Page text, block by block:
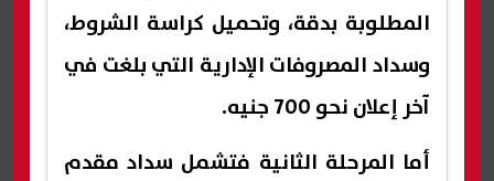
المطلوبة بدقة، وتحميل كراسة الشروط،
وسداد المصروفات الإدارية التي بلغت في
آخر إعلان نحو 700 جنيه.
أما المرحلة الثانية فتشمل سداد مقدم